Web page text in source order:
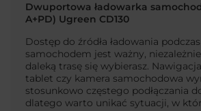
Dwuportowa ładowarka
A+PD) Ugreen CD130
Dostęp do źródła ładowania
samochodem jest ważny,
daleką trasę się wybierasz.
tablet czy kamera samochodowa
stosunkowo częstego podłączania
dlatego warto unikać sytuacji, w